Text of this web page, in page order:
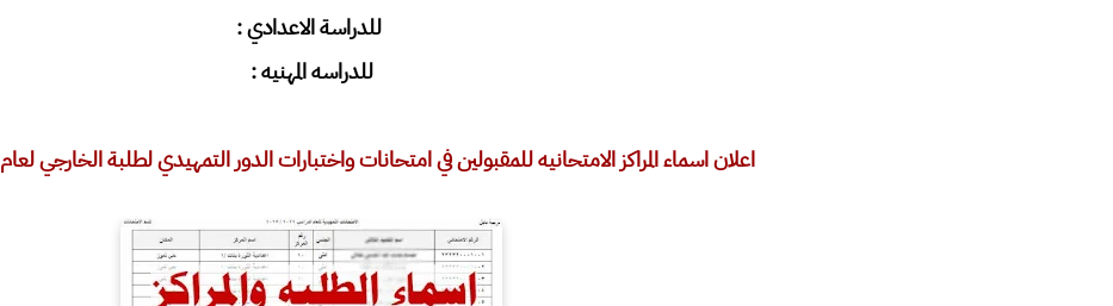
للدراسة الاعدادي:
للدراسه المهنيه:
اعلان اسماء المراكز الامتحانيه للمقبولين في امتحانات واختبارات الدور التمهيدي لطلبة الخارجي لعام 2022 / 2023